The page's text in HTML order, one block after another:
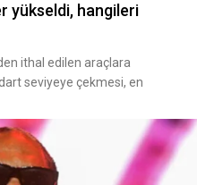
yükseldi, hangileri
ithal edilen araçlara
seviyeye çekmesi, en